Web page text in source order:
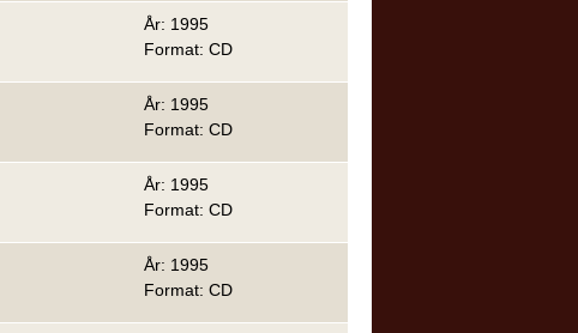
År: 1995
Format: CD
År: 1995
Format: CD
År: 1995
Format: CD
År: 1995
Format: CD